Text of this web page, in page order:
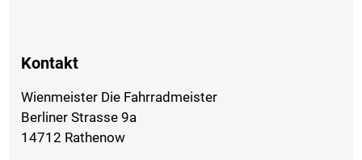
Kontakt
Wienmeister Die Fahrradmeister
Berliner Strasse 9a
14712 Rathenow